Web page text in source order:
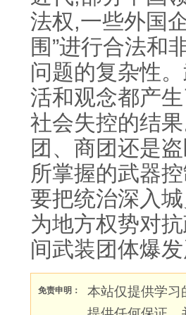
法权,一些外国
围”进行合法和
问题的复杂性
活和观念都产
社会失控的结
团、商团还是
所掌握的武器
要把统治深入
为地方权势对
间武装团体爆
免责申明：
本站仅提供学习